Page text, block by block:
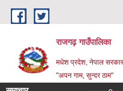
Skip to main content
राजगढ़ गाउँपालिका
मधेश प्रदेश, नेपाल सरकार
"अपन गाम, सुन्दर ठाम"